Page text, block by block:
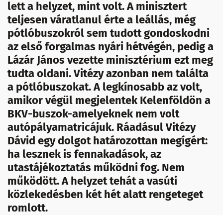
lett a helyzet, mint volt. A minisztert
teljesen váratlanul érte a leállás, még
pótlóbuszokról sem tudott gondoskodni
az első forgalmas nyári hétvégén, pedig a
Lázár János vezette minisztérium ezt meg
tudta oldani. Vitézy azonban nem találta
a pótlóbuszokat. A legkínosabb az volt,
amikor végül megjelentek Kelenföldön a
BKV-buszok-amelyeknek nem volt
autópályamatricájuk. Ráadásul Vitézy
Dávid egy dolgot határozottan megígért:
ha lesznek is fennakadások, az
utastájékoztatás működni fog. Nem
működött. A helyzet tehát a vasúti
közlekedésben két hét alatt rengeteget
romlott.